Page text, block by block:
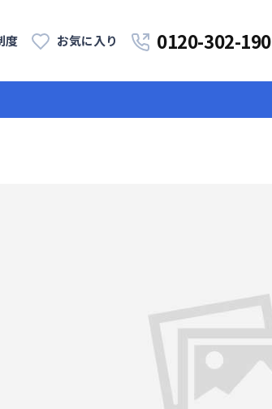
度 お気に入り 0120-302-190